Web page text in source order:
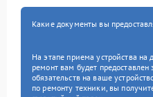
Какие документы вы
На этапе приема устройства
ремонт вам будет
обязательств на ваше
по ремонту техники, вы